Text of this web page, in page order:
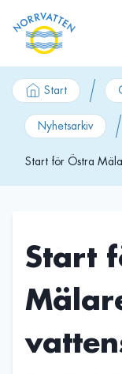
Start
Nyhetsarkiv
Start för Östra
Start